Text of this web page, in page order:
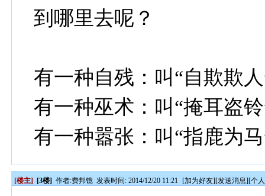
到哪里去呢？
有一种自残：叫“自欺欺
有一种巫术：叫“掩耳盗
有一种嚣张：叫“指鹿为
[楼主] [3楼] 作者:费邦镜 发表时间: 2014/12/20 11:21 [加为好友][发送消息][个